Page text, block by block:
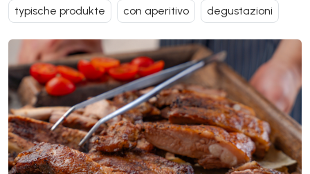
typische produkte con aperitivo degustazioni